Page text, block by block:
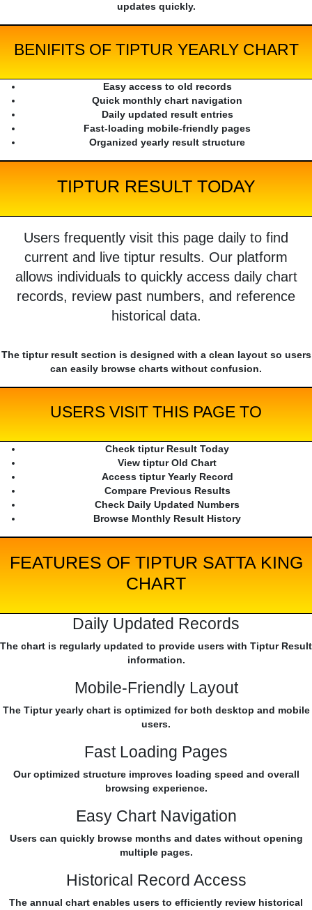
updates quickly.
BENIFITS OF TIPTUR YEARLY CHART
Easy access to old records
Quick monthly chart navigation
Daily updated result entries
Fast-loading mobile-friendly pages
Organized yearly result structure
TIPTUR RESULT TODAY
Users frequently visit this page daily to find
current and live tiptur results. Our platform
allows individuals to quickly access daily chart
records, review past numbers, and reference
historical data.
The tiptur result section is designed with a clean layout so users
can easily browse charts without confusion.
USERS VISIT THIS PAGE TO
Check tiptur Result Today
View tiptur Old Chart
Access tiptur Yearly Record
Compare Previous Results
Check Daily Updated Numbers
Browse Monthly Result History
FEATURES OF TIPTUR SATTA KING
CHART
Daily Updated Records
The chart is regularly updated to provide users with Tiptur Result
information.
Mobile-Friendly Layout
The Tiptur yearly chart is optimized for both desktop and mobile
users.
Fast Loading Pages
Our optimized structure improves loading speed and overall
browsing experience.
Easy Chart Navigation
Users can quickly browse months and dates without opening
multiple pages.
Historical Record Access
The annual chart enables users to efficiently review historical